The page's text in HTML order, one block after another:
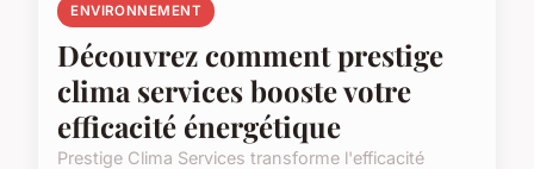
ENVIRONNEMENT
Découvrez comment prestige
clima services booste votre
efficacité énergétique
Prestige Clima Services transforme l'efficacité